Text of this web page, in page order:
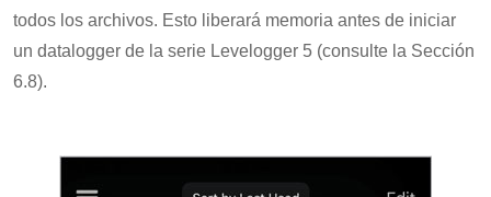
todos los archivos. Esto liberará memoria antes de iniciar
un datalogger de la serie Levelogger 5 (consulte la Sección
6.8).